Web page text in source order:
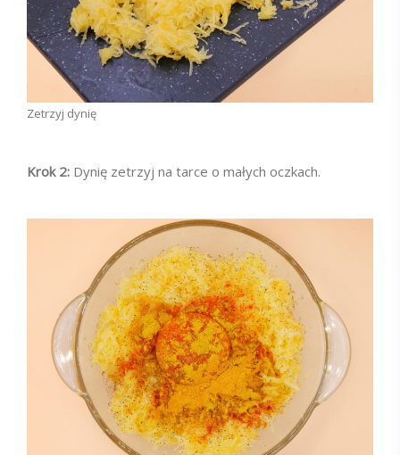
Zetrzyj dynię
Krok 2: Dynię zetrzyj na tarce o małych oczkach.